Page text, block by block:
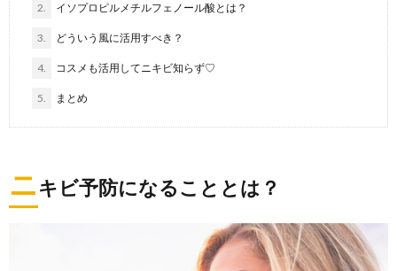
2. イソプロピルメチルフェノール酸とは？
3. どういう風に活用すべき？
4. コスメも活用してニキビ知らず♡
5. まとめ
ニキビ予防になることとは？